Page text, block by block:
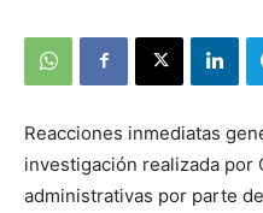
Reacciones inmediatas
investigación realizada por
administrativas por parte